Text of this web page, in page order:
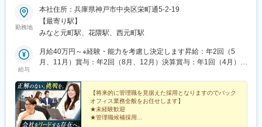
勤務地
本社住所：兵庫県神戸市中央区栄町通5-2-19
【最寄り駅】
みなと元町駅、花隈駅、西元町駅
給与
月給40万円～※経験・能力を考慮し決定します昇給：年2回（5
月、11月）賞与：年2回（8月、12月）決算賞与：年1回（4月）※
【将来的に管理職を見据えた採用となりますのでバック
オフィス業務全般をお任せします】
★未経験歓迎
★管理職候補採用